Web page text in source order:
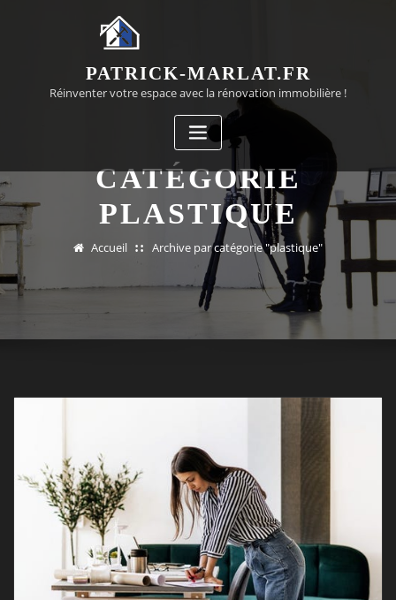
PATRICK-MARLAT.FR
Réinventer votre espace avec la rénovation immobilière !
CATÉGORIE
PLASTIQUE
Accueil Archive par catégorie "plastique"